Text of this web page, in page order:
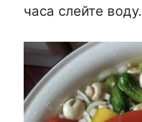
часа слейте воду.